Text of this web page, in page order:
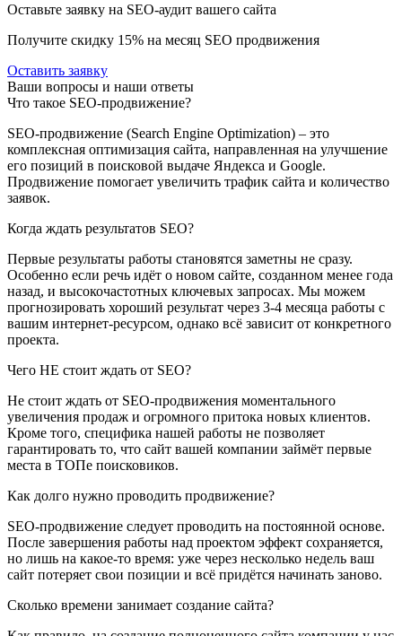
Оставьте заявку на SEO-аудит вашего сайта
Получите скидку 15% на месяц SEO продвижения
Оставить заявку
Ваши вопросы и наши ответы
Что такое SEO-продвижение?
SEO-продвижение (Search Engine Optimization) – это
комплексная оптимизация сайта, направленная на улучшение
его позиций в поисковой выдаче Яндекса и Google.
Продвижение помогает увеличить трафик сайта и количество
заявок.
Когда ждать результатов SEO?
Первые результаты работы становятся заметны не сразу.
Особенно если речь идёт о новом сайте, созданном менее года
назад, и высокочастотных ключевых запросах. Мы можем
прогнозировать хороший результат через 3-4 месяца работы с
вашим интернет-ресурсом, однако всё зависит от конкретного
проекта.
Чего НЕ стоит ждать от SEO?
Не стоит ждать от SEO-продвижения моментального
увеличения продаж и огромного притока новых клиентов.
Кроме того, специфика нашей работы не позволяет
гарантировать то, что сайт вашей компании займёт первые
места в ТОПе поисковиков.
Как долго нужно проводить продвижение?
SEO-продвижение следует проводить на постоянной основе.
После завершения работы над проектом эффект сохраняется,
но лишь на какое-то время: уже через несколько недель ваш
сайт потеряет свои позиции и всё придётся начинать заново.
Сколько времени занимает создание сайта?